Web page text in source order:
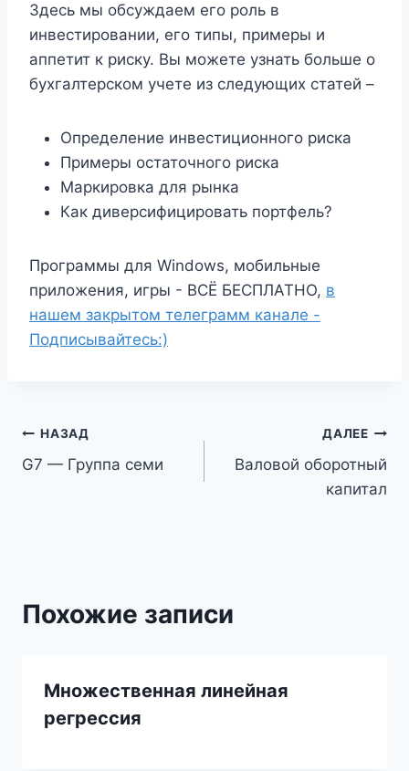
Здесь мы обсуждаем его роль в
инвестировании, его типы, примеры и
аппетит к риску. Вы можете узнать больше о
бухгалтерском учете из следующих статей –
Определение инвестиционного риска
Примеры остаточного риска
Маркировка для рынка
Как диверсифицировать портфель?
Программы для Windows, мобильные
приложения, игры - ВСЁ БЕСПЛАТНО, в
нашем закрытом телеграмм канале -
Подписывайтесь:)
Навигация
по
НАЗАД
G7 — Группа семи
ДАЛЕЕ
Валовой оборотный
капитал
Похожие записи
Множественная линейная
регрессия